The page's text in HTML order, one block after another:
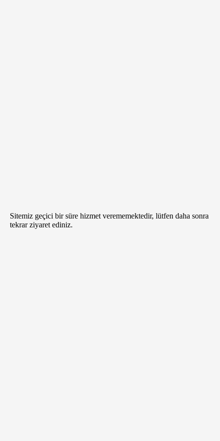
Sitemiz geçici bir süre hizmet verememektedir, lütfen daha sonra
tekrar ziyaret ediniz.